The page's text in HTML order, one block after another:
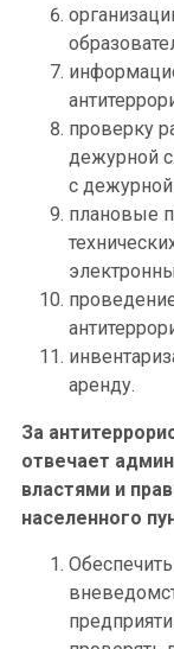
проверку
дежурной
с
плановые
аренду.
За
отвечает
властями и
населенного